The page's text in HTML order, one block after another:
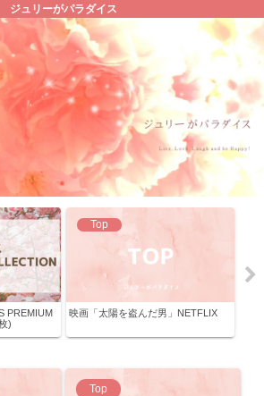
ジュリーがパラダイス
PREMIUM
)
Top
映画「太陽を盗んだ男」NETFLIX
Top